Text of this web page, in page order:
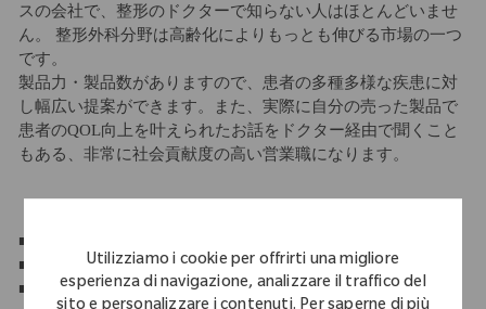
Utilizziamo i cookie per offrirti una migliore
esperienza di navigazione, analizzare il traffico del
スの会社で、整形のドクターで知らない人はほとんどいませ
ん。 整形外科分野は高齢化によりもっとも伸びる市場の一つ
です。
製品力・製品数がありますので、患者の多種多様な疾患に対
し幅広い提案ができます。また、実際に自分の売った製品で
患者のQOL向上を叶えられたお話をドクター経由で聞くこと
もある、非常に社会貢献度の高い営業職になります。
■年間休日 120日以上 休日・休暇
■週休2日制
■祝日休み